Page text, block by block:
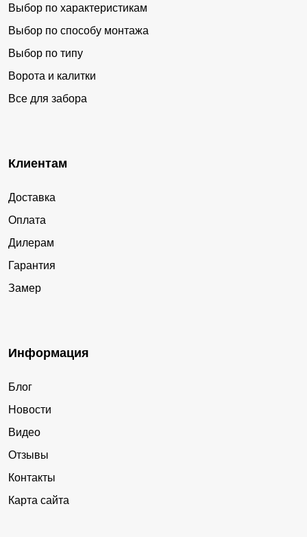
Выбор по характеристикам
Выбор по способу монтажа
Выбор по типу
Ворота и калитки
Все для забора
Клиентам
Доставка
Оплата
Дилерам
Гарантия
Замер
Информация
Блог
Новости
Видео
Отзывы
Контакты
Карта сайта